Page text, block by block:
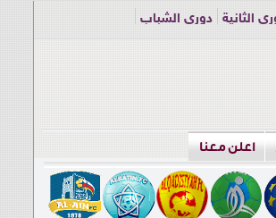
الثانية
دوري الشباب
اعلن معنا